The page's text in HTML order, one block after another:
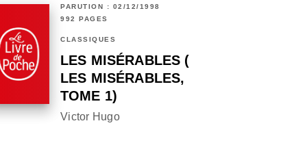
PARUTION : 02/12/1998
992 PAGES
CLASSIQUES
LES MISÉRABLES (
LES MISÉRABLES,
TOME 1)
Victor Hugo